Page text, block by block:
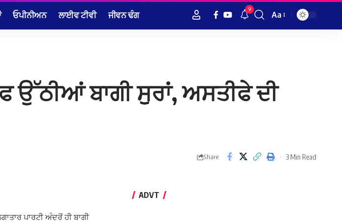
ਓਪੀਨੀਅਨ ਲਾਈਵ ਟੀਵੀ ਜੀਵਨ ਢੰਗ 9
Font
Aa
ਉੱਠੀਆਂ ਬਾਗੀ ਸੁਰਾਂ, ਅਸਤੀਫੇ ਦੀ
Share 3 Min Read
ਪਾਰਟੀ ਅੰਦਰੋਂ ਹੀ ਬਾਗੀ
ADVT